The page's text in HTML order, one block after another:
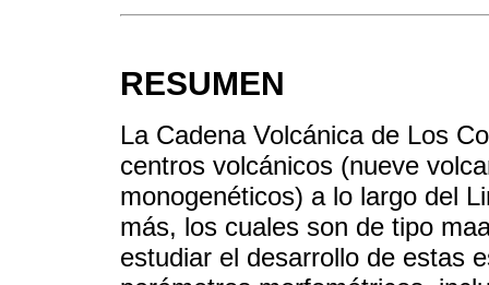
RESUMEN
La Cadena Volcánica de Los
centros volcánicos (nueve
monogenéticos) a lo largo del
más, los cuales son de tipo
estudiar el desarrollo de estas